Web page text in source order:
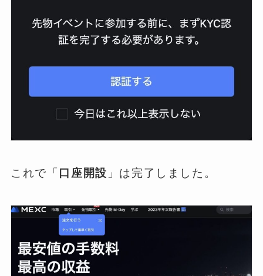
これで「 口座開設 」は完了しました。